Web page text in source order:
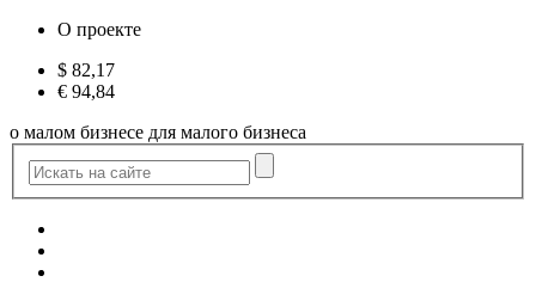
О проекте
$ 82,17
€ 94,84
о малом бизнесе для малого бизнеса